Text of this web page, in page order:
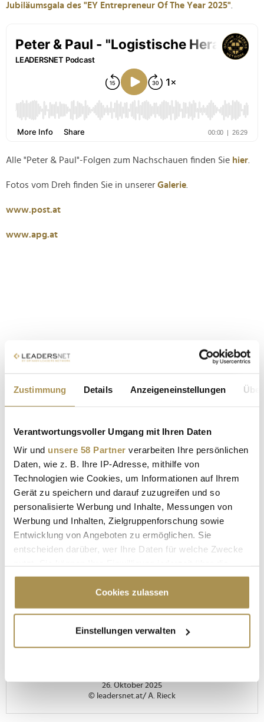
Zustimmung Details Anzeigeneinstellungen
Verantwortungsvoller Umgang mit Ihren Daten
Wir und unsere 58 Partner verarbeiten Ihre persönlichen
Daten, wie z. B. Ihre IP-Adresse, mithilfe von
Technologien wie Cookies, um Informationen auf Ihrem
Gerät zu speichern und darauf zuzugreifen und so
personalisierte Werbung und Inhalte, Messungen von
Werbung und Inhalten, Zielgruppenforschung sowie
Entwicklung von Angeboten zu ermöglichen. Sie
entscheiden darüber, wer Ihre Daten für welche Zwecke
Cookie-Erklärung oder durch Klicken auf das Privacy
Trigger Symbol ändern oder widerrufen
Informationen über Ihre geografische Lage
erfassen, welche bis auf einige Meter genau sein
bestimmten Merkmalen (Fingerprinting) identifizieren
Cookies zulassen
Einstellungen verwalten
Jubiläumsgala des "EY Entrepreneur Of The Year 2025"
Alle "Peter & Paul"-Folgen zum Nachschauen finden Sie hier
Fotos vom Dreh finden Sie in unserer Galerie
www.post.at
www.apg.at
FOTOS VOM DREH
26. Oktober 2025
© leadersnet.at/ A. Rieck